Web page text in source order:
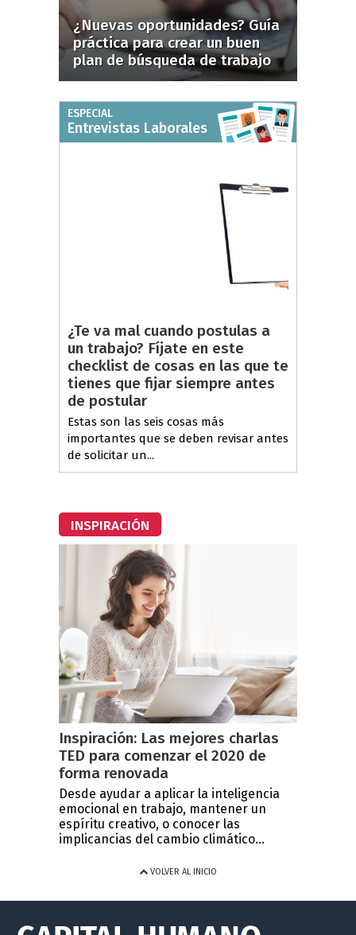
¿Nuevas oportunidades? Guía
práctica para crear un buen
plan de búsqueda de trabajo
ESPECIAL
Entrevistas Laborales
¿Te va mal cuando postulas a
un trabajo? Fíjate en este
checklist de cosas en las que te
tienes que fijar siempre antes
de postular
Estas son las seis cosas más
importantes que se deben revisar antes
de solicitar un...
INSPIRACIÓN
Inspiración: Las mejores charlas
TED para comenzar el 2020 de
forma renovada
Desde ayudar a aplicar la inteligencia
emocional en trabajo, mantener un
espíritu creativo, o conocer las
implicancias del cambio climático...
VOLVER AL INICIO